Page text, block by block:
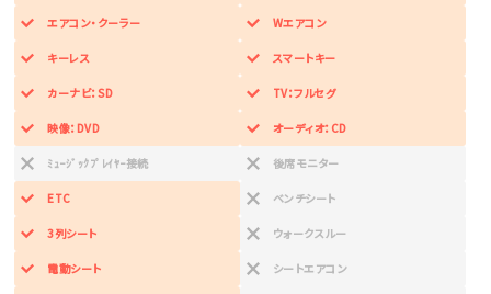
エアコン・クーラー Wエアコン
キーレス スマートキー
カーナビ：SD TV：フルセグ
映像：DVD オーディオ：CD
ﾐｭｰｼﾞｯｸﾌﾟﾚｲﾔｰ接続 後席モニター
ETC ベンチシート
3列シート ウォークスルー
電動シート シートエアコン